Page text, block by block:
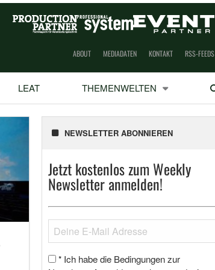
ABOUT MEDIADATEN KONTAKT RSS-FEEDS
LEAT THEMENWELTEN Suchen
NEWSLETTER ABONNIEREN
Jetzt kostenlos zum Weekly
Newsletter anmelden!
* Ich habe die Bedingungen zur